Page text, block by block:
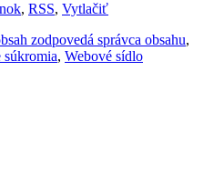
, RSS, Vytlačiť
zodpovedá správca obsahu,
súkromia, Webové sídlo